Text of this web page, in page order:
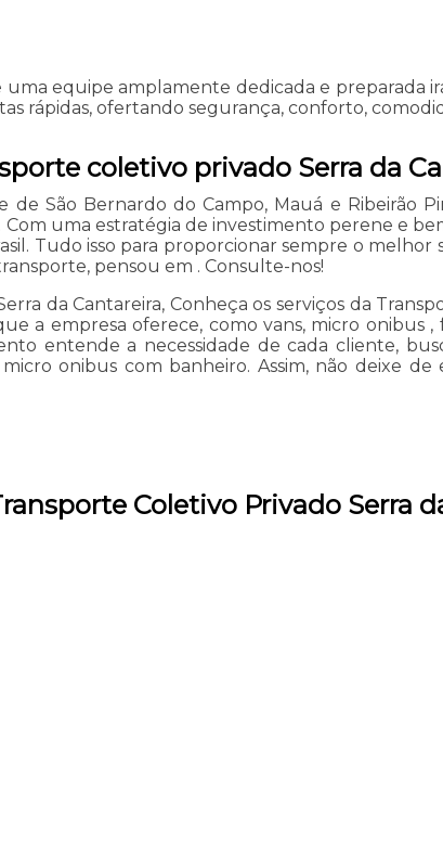
equipe amplamente dedicada e preparada
rápidas, ofertando segurança, conforto,
coletivo privado Serra da
São Bernardo do Campo, Mauá e Ribeirão
uma estratégia de investimento perene e
Tudo isso para proporcionar sempre o
pensou em . Consulte-nos!
da Cantareira, Conheça os serviços da
a empresa oferece, como vans, micro onibus
entende a necessidade de cada cliente,
onibus com banheiro. Assim, não deixe de
Coletivo Privado Serra